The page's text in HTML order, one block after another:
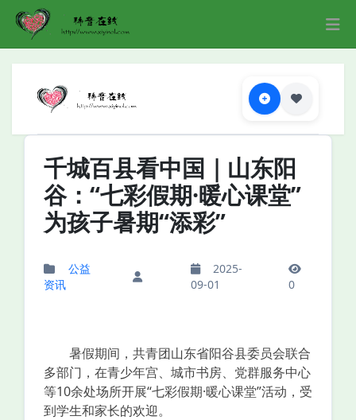
千城百县看中国｜山东阳
谷：“七彩假期·暖心课堂”
为孩子暑期“添彩”
公益
资讯
2025-
09-01
0
暑假期间，共青团山东省阳谷县委员会联合
多部门，在青少年宫、城市书房、党群服务中心
等10余处场所开展“七彩假期·暖心课堂”活动，受
到学生和家长的欢迎。